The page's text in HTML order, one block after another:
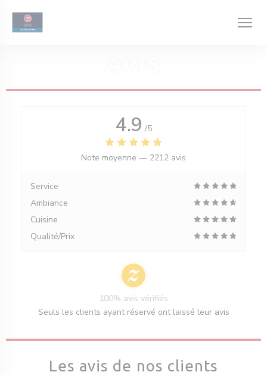
Les avis de nos clients
4.9 /5
Note moyenne — 2212 avis
Service
Ambiance
Cuisine
Qualité/Prix
100% avis vérifiés
Seuls les clients ayant réservé ont laissé leur avis